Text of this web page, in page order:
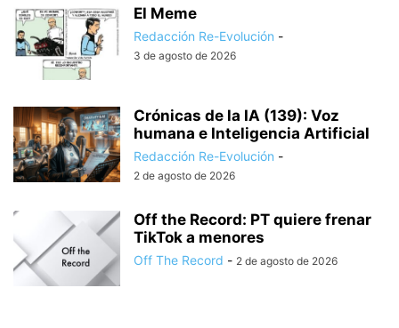
El Meme
Redacción Re-Evolución -
3 de agosto de 2026
Crónicas de la IA (139): Voz
humana e Inteligencia Artificial
Redacción Re-Evolución -
2 de agosto de 2026
Off the Record: PT quiere frenar
TikTok a menores
Off The Record - 2 de agosto de 2026